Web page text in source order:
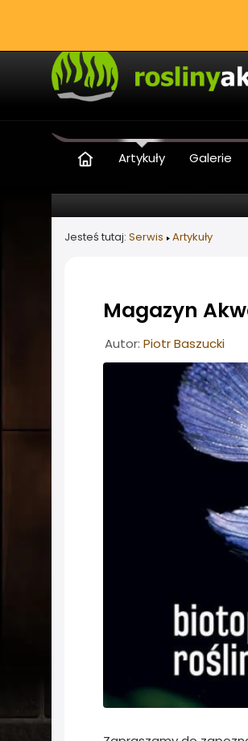
Artykuły Galerie
Jesteś tutaj: Serwis Artykuły
Magazyn
Informacje o artykule
Autor: Piotr Baszucki